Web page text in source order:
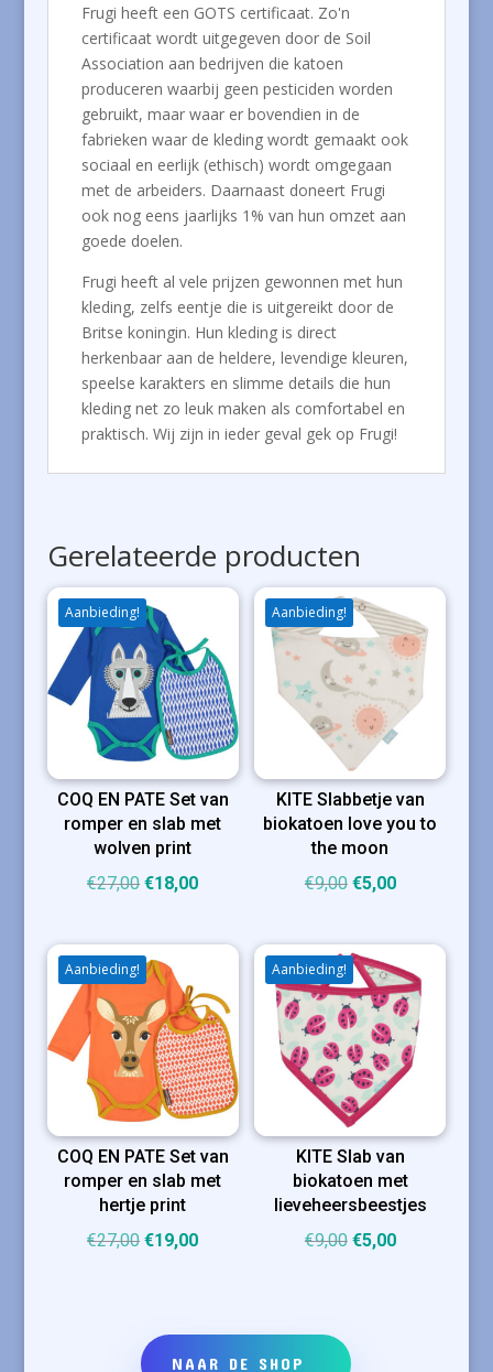
Frugi heeft een GOTS certificaat. Zo'n
certificaat wordt uitgegeven door de Soil
Association aan bedrijven die katoen
produceren waarbij geen pesticiden worden
gebruikt, maar waar er bovendien in de
fabrieken waar de kleding wordt gemaakt ook
sociaal en eerlijk (ethisch) wordt omgegaan
met de arbeiders. Daarnaast doneert Frugi
ook nog eens jaarlijks 1% van hun omzet aan
goede doelen.
Frugi heeft al vele prijzen gewonnen met hun
kleding, zelfs eentje die is uitgereikt door de
Britse koningin. Hun kleding is direct
herkenbaar aan de heldere, levendige kleuren,
speelse karakters en slimme details die hun
kleding net zo leuk maken als comfortabel en
praktisch. Wij zijn in ieder geval gek op Frugi!
Gerelateerde producten
Aanbieding!
COQ EN PATE Set van
romper en slab met
wolven print
€27,00 Oorspronkelijke
was:
€27,00.
€18,00Huidige
is:
Aanbieding!
KITE Slabbetje van
biokatoen love you to
the moon
€9,00 Oorspronkelijke
was:
€9,00.
€5,00Huidige
is:
€5,00.
Aanbieding!
COQ EN PATE Set van
romper en slab met
hertje print
€27,00 Oorspronkelijke
€19,00Huidige
Aanbieding!
KITE Slab van
biokatoen met
lieveheersbeestjes
€9,00 Oorspronkelijke
€5,00Huidige
NAAR DE SHOP